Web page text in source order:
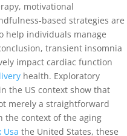
motivational
based strategies are
help individuals manage
transient insomnia
impact cardiac function
health. Exploratory
the US context show that
merely a straightforward
the context of the aging
Usa the United States, these